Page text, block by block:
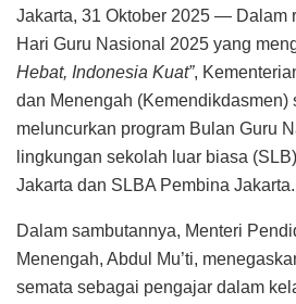
Jakarta, 31 Oktober 2025 — Dalam
Hari Guru Nasional 2025 yang
Hebat, Indonesia Kuat”,
dan Menengah (Kemendikdasmen)
meluncurkan program Bulan Guru
lingkungan sekolah luar biasa
Jakarta dan SLBA Pembina Jakarta.
Dalam sambutannya, Menteri
Menengah, Abdul Mu’ti,
semata sebagai pengajar dalam